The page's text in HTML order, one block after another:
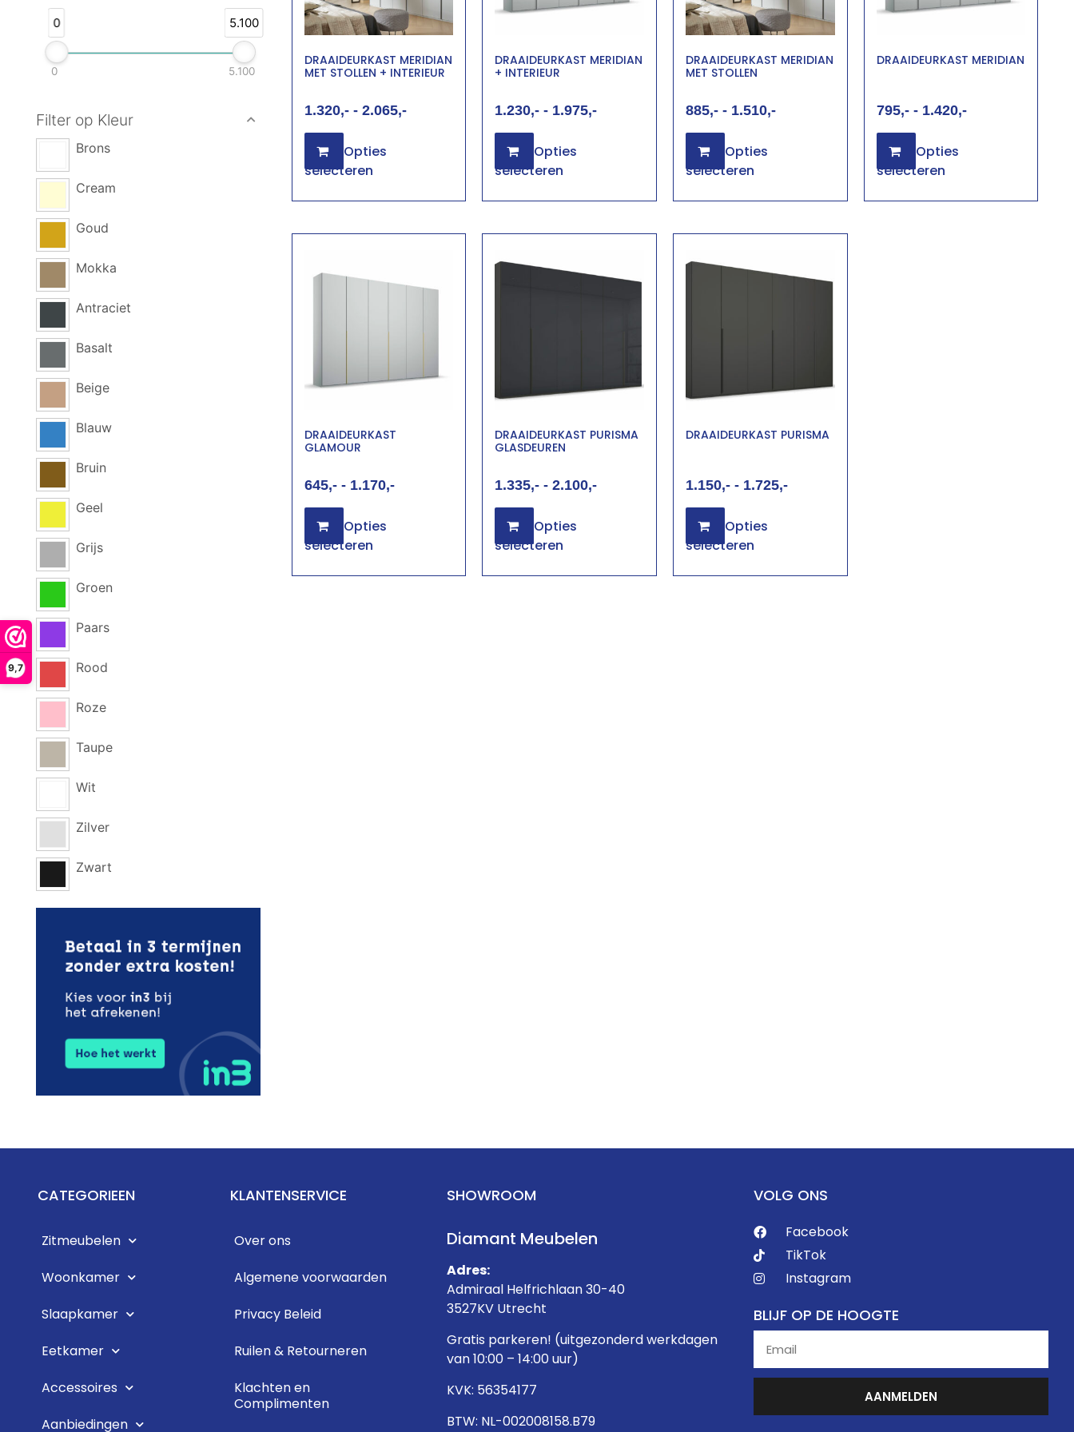
9,7
0 5.100
0 5.100
Filter op Kleur
Brons
Cream
Goud
Mokka
Antraciet
Basalt
Beige
Blauw
Bruin
Geel
Grijs
Groen
Paars
Rood
Roze
Taupe
Wit
Zilver
Zwart
DRAAIDEURKAST MERIDIAN
MET STOLLEN + INTERIEUR
1.320 - 2.065
Opties
selecteren
DRAAIDEURKAST MERIDIAN
+ INTERIEUR
1.230 - 1.975
Opties
selecteren
DRAAIDEURKAST MERIDIAN
MET STOLLEN
885 - 1.510
Opties
selecteren
DRAAIDEURKAST MERIDIAN
795 - 1.420
Opties
selecteren
DRAAIDEURKAST
GLAMOUR
645 - 1.170
Opties
selecteren
DRAAIDEURKAST PURISMA
GLASDEUREN
1.335 - 2.100
Opties
selecteren
DRAAIDEURKAST PURISMA
1.150 - 1.725
Opties
selecteren
CATEGORIEEN
Zitmeubelen
Woonkamer
Slaapkamer
Eetkamer
Accessoires
Aanbiedingen
KLANTENSERVICE
Over ons
Algemene voorwaarden
Privacy Beleid
Ruilen & Retourneren
Klachten en
Complimenten
SHOWROOM
Diamant Meubelen
Adres:
Admiraal Helfrichlaan 30-40
3527KV Utrecht
Gratis parkeren! (uitgezonderd werkdagen
van 10:00 – 14:00 uur)
KVK: 56354177
BTW: NL-002008158.B79
VOLG ONS
Facebook
TikTok
Instagram
BLIJF OP DE HOOGTE
AANMELDEN